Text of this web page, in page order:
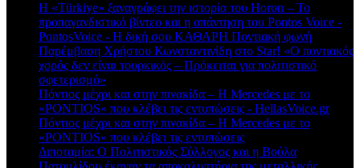
Η «Türkiye» ξαναγράφει την ιστορία του Horon – Το
προπαγανδιστικό βίντεο και η απάντηση του Pontos Voice -
PontosVoice - H δική σου ΚΑΘΑΡΗ Ποντιακή φωνή
Παρέμβαση Χρήστου Κωνσταντινίδη στο Star! «Ο ποντιακός
χορός δεν είναι τουρκικός – Πρόκειται για πολιτιστικό
σφετερισμό»
Πόντιος μέχρι και στην πινακίδα – Η Mercedes με το
«PONTIOS» που κλέβει τις εντυπώσεις - HellasVoice.grστο
Πόντιος μέχρι και στην πινακίδα – Η Mercedes με το
«PONTIOS» που κλέβει τις εντυπώσεις
Διποταμία: Ο Πολιτιστικός Σύλλογος και η Βούλα